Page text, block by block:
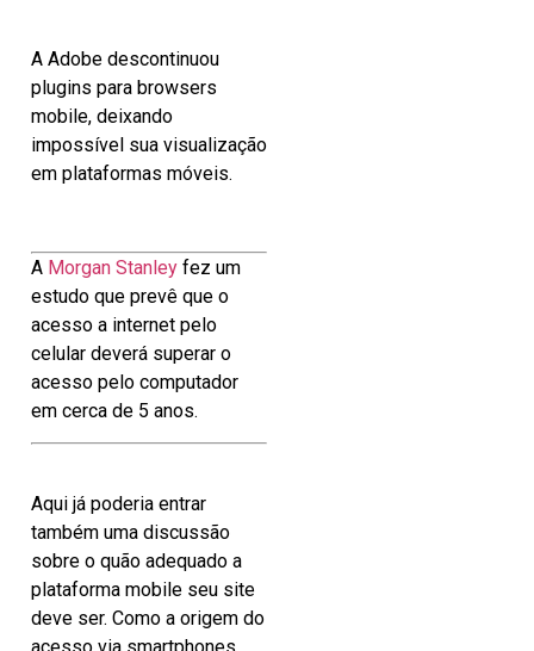
A Adobe descontinuou
plugins para browsers
mobile, deixando
impossível sua visualização
em plataformas móveis.
A Morgan Stanley fez um
estudo que prevê que o
acesso a internet pelo
celular deverá superar o
acesso pelo computador
em cerca de 5 anos.
Aqui já poderia entrar
também uma discussão
sobre o quão adequado a
plataforma mobile seu site
deve ser. Como a origem do